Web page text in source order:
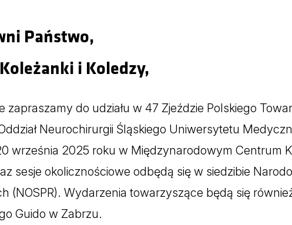
Państwo,
i Koledzy,
zapraszamy do udziału w 47 Zjeździe Polskiego
Neurochirurgii Śląskiego Uniwersytetu
września 2025 roku w Międzynarodowym Centrum
sesje okolicznościowe odbędą się w siedzibie
(NOSPR). Wydarzenia towarzyszące będą się
Guido w Zabrzu.